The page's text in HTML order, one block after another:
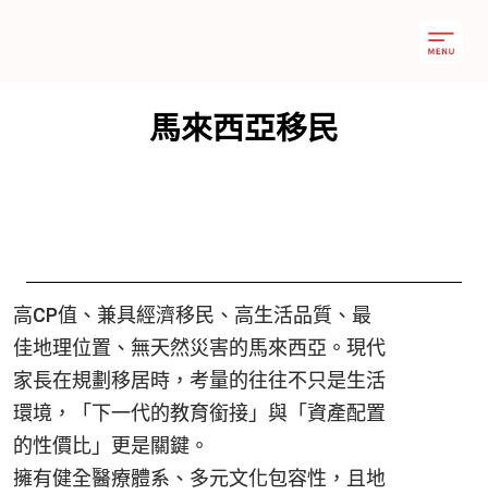
馬來西亞移民
高CP值、兼具經濟移民、高生活品質、最
佳地理位置、無天然災害的馬來西亞。現代
家長在規劃移居時，考量的往往不只是生活
環境，「下一代的教育銜接」與「資產配置
的性價比」更是關鍵。
擁有健全醫療體系、多元文化包容性，且地